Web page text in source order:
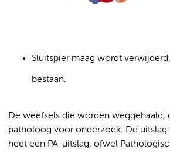
Sluitspier maag wordt
bestaan.
De weefsels die worden weggehaald,
patholoog voor onderzoek. De uitslag
heet een PA-uitslag, ofwel